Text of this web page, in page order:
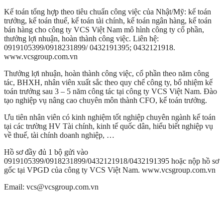
Kế toán tổng hợp theo tiêu chuẩn công việc của Nhật/Mỹ: kế toán
trưởng, kế toán thuế, kế toán tài chính, kế toán ngân hàng, kế toán
bán hàng cho công ty VCS Việt Nam mô hình công ty cổ phần,
thưởng lợi nhuận, hoàn thành công việc. Liên hệ:
0919105399/0918231899/ 0432191395; 0432121918.
www.vcsgroup.com.vn
Thưởng lợi nhuận, hoàn thành công việc, cổ phần theo năm công
tác, BHXH, nhân viên xuất sắc theo quy chế công ty, bổ nhiệm kế
toán trưởng sau 3 – 5 năm công tác tại công ty VCS Việt Nam. Đào
tạo nghiệp vụ nâng cao chuyên môn thành CFO, kế toán trưởng.
Ưu tiên nhân viên có kinh nghiệm tốt nghiệp chuyên ngành kế toán
tại các trường HV Tài chính, kinh tế quốc dân, hiểu biết nghiệp vụ
về thuế, tài chính doanh nghiệp, …
Hồ sơ đầy đủ 1 bộ gửi vào
0919105399/0918231899/0432121918/0432191395 hoặc nộp hồ sơ
gốc tại VPGD của công ty VCS Việt Nam. www.vcsgroup.com.vn
Email: vcs@vcsgroup.com.vn